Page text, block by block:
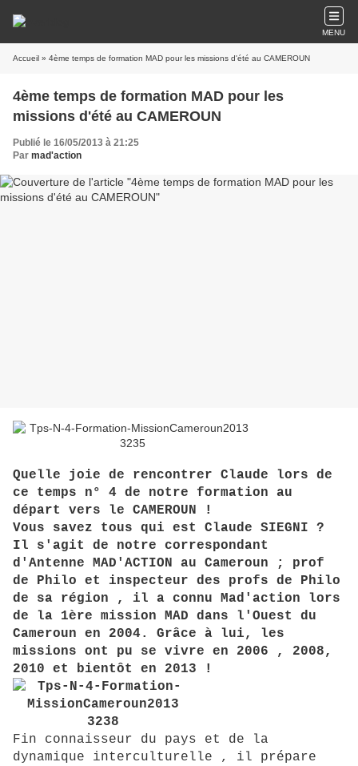
MENU
Accueil » 4ème temps de formation MAD pour les missions d'été au CAMEROUN
4ème temps de formation MAD pour les
missions d'été au CAMEROUN
Publié le 16/05/2013 à 21:25
Par mad'action
Quelle joie de rencontrer Claude lors de
ce temps n° 4 de notre formation au
départ vers le CAMEROUN !
Vous savez tous qui est Claude SIEGNI ?
Il s'agit de notre correspondant
d'Antenne MAD'ACTION au Cameroun ; prof
de Philo et inspecteur des profs de Philo
de sa région , il a connu Mad'action lors
de la 1ère mission MAD dans l'Ouest du
Cameroun en 2004. Grâce à lui, les
missions ont pu se vivre en 2006 , 2008,
2010 et bientôt en 2013 !
Fin connaisseur du pays et de la
dynamique interculturelle , il prépare